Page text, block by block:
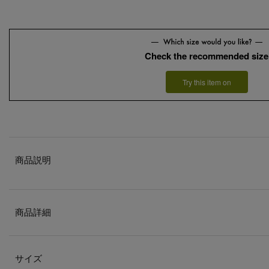
Check the recommended size
Try this item on
商品説明
商品詳細
サイズ